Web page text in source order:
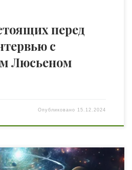
перед
с
Люсьеном
Опубликовано 15.12.2024